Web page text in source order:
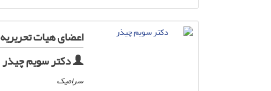
اعضای هیات
دکتر سویم چیذر
سرامیک